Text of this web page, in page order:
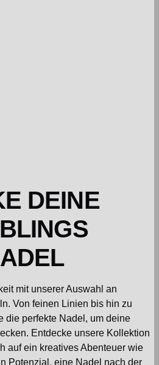
DEINE
mit unserer Auswahl an
Von feinen Linien bis hin zu
die perfekte Nadel, um deine
Entdecke unsere Kollektion
auf ein kreatives Abenteuer wie
Potenzial, eine Nadel nach der